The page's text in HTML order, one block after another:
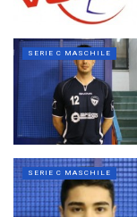
SERIE C MASCHILE
SERIE C MASCHILE